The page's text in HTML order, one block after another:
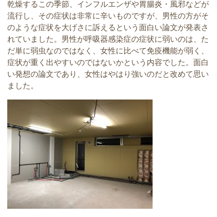
乾燥するこの季節、インフルエンザや胃腸炎・風邪などが
流行し、その症状は非常に辛いものですが、男性の方がそ
のような症状を大げさに訴えるという面白い論文が発表さ
れていました。男性が呼吸器感染症の症状に弱いのは、た
だ単に弱虫なのではなく、女性に比べて免疫機能が弱く、
症状が重く出やすいのではないかという内容でした。面白
い発想の論文であり、女性はやはり強いのだと改めて思い
ました。